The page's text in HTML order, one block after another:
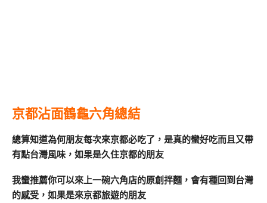
京都沾面鶴龜六角總結
總算知道為何朋友每次來京都必吃了，是真的蠻好吃而且又帶
有點台灣風味，如果是久住京都的朋友
我蠻推薦你可以來上一碗六角店的原創拌麵，會有種回到台灣
的感受，如果是來京都旅遊的朋友